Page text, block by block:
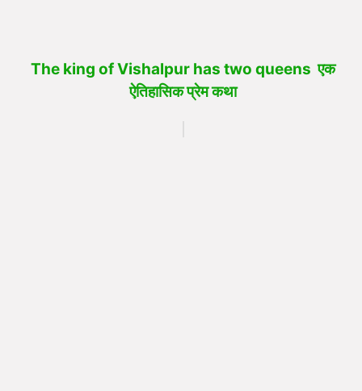
The king of Vishalpur has two queens एक
ऐतिहासिक प्रेम कथा